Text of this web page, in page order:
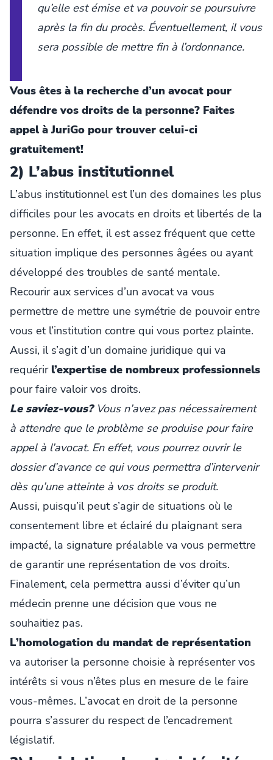
qu’elle est émise et va pouvoir se poursuivre
après la fin du procès. Éventuellement, il vous
sera possible de mettre fin à l’ordonnance.
Vous êtes à la recherche d’un avocat pour
défendre vos droits de la personne? Faites
appel à JuriGo pour trouver celui-ci
gratuitement!
2) L’abus institutionnel
L’abus institutionnel est l’un des domaines les plus
difficiles pour les avocats en droits et libertés de la
personne. En effet, il est assez fréquent que cette
situation implique des personnes âgées ou ayant
développé des troubles de santé mentale.
Recourir aux services d’un avocat va vous
permettre de mettre une symétrie de pouvoir entre
vous et l’institution contre qui vous portez plainte.
Aussi, il s’agit d’un domaine juridique qui va
requérir l’expertise de nombreux professionnels
pour faire valoir vos droits.
Le saviez-vous? Vous n’avez pas nécessairement
à attendre que le problème se produise pour faire
appel à l’avocat. En effet, vous pourrez ouvrir le
dossier d’avance ce qui vous permettra d’intervenir
dès qu’une atteinte à vos droits se produit.
Aussi, puisqu’il peut s’agir de situations où le
consentement libre et éclairé du plaignant sera
impacté, la signature préalable va vous permettre
de garantir une représentation de vos droits.
Finalement, cela permettra aussi d’éviter qu’un
médecin prenne une décision que vous ne
souhaitiez pas.
L’homologation du mandat de représentation
va autoriser la personne choisie à représenter vos
intérêts si vous n’êtes plus en mesure de le faire
vous-mêmes. L’avocat en droit de la personne
pourra s’assurer du respect de l’encadrement
législatif.